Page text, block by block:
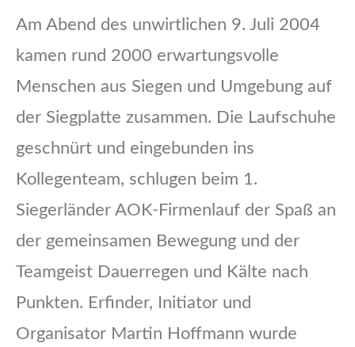
Am Abend des unwirtlichen 9. Juli 2004
kamen rund 2000 erwartungsvolle
Menschen aus Siegen und Umgebung auf
der Siegplatte zusammen. Die Laufschuhe
geschnürt und eingebunden ins
Kollegenteam, schlugen beim 1.
Siegerländer AOK-Firmenlauf der Spaß an
der gemeinsamen Bewegung und der
Teamgeist Dauerregen und Kälte nach
Punkten. Erfinder, Initiator und
Organisator Martin Hoffmann wurde